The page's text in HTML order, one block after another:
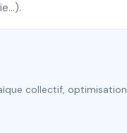
collectif, optimisation